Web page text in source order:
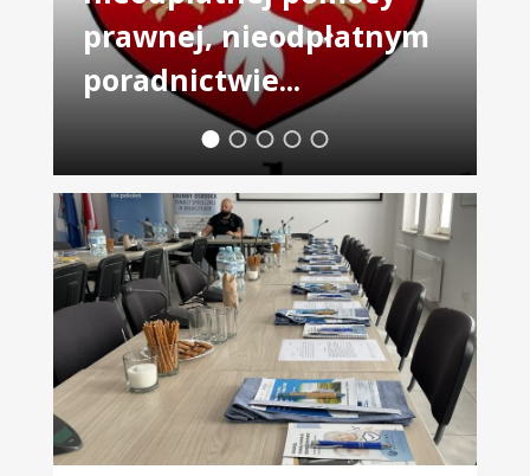
prawnej, nieodpłatnym
poradnictwie...
Kolejny slajd
Kolejny slajd
Kolejny slajd
Seniorze - zadbaj o swoje bezpieczeństwo